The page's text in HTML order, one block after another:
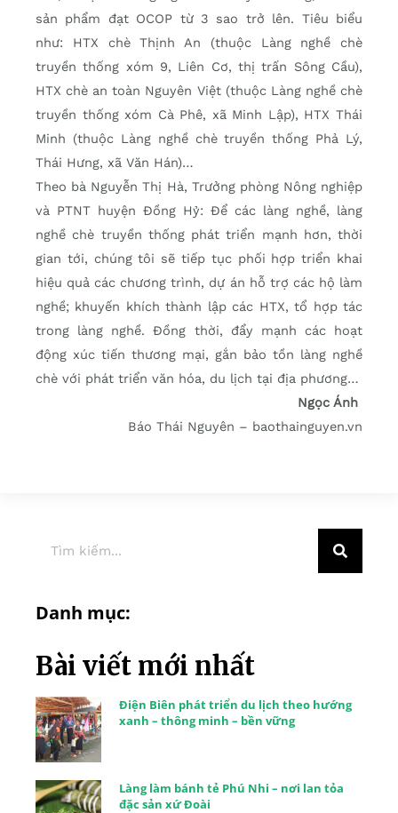
sản phẩm đạt OCOP từ 3 sao trở lên. Tiêu biểu
như: HTX chè Thịnh An (thuộc Làng nghề chè
truyền thống xóm 9, Liên Cơ, thị trấn Sông Cầu),
HTX chè an toàn Nguyên Việt (thuộc Làng nghề chè
truyền thống xóm Cà Phê, xã Minh Lập), HTX Thái
Minh (thuộc Làng nghề chè truyền thống Phả Lý,
Thái Hưng, xã Văn Hán)…
Theo bà Nguyễn Thị Hà, Trưởng phòng Nông nghiệp
và PTNT huyện Đồng Hỷ: Để các làng nghề, làng
nghề chè truyền thống phát triển mạnh hơn, thời
gian tới, chúng tôi sẽ tiếp tục phối hợp triển khai
hiệu quả các chương trình, dự án hỗ trợ các hộ làm
nghề; khuyến khích thành lập các HTX, tổ hợp tác
trong làng nghề. Đồng thời, đẩy mạnh các hoạt
động xúc tiến thương mại, gắn bảo tồn làng nghề
chè với phát triển văn hóa, du lịch tại địa phương…
Ngọc Ánh
Báo Thái Nguyên – baothainguyen.vn
Danh mục:
Bài viết mới nhất
Điện Biên phát triển du lịch theo hướng
xanh – thông minh – bền vững
Làng làm bánh tẻ Phú Nhi – nơi lan tỏa
đặc sản xứ Đoài